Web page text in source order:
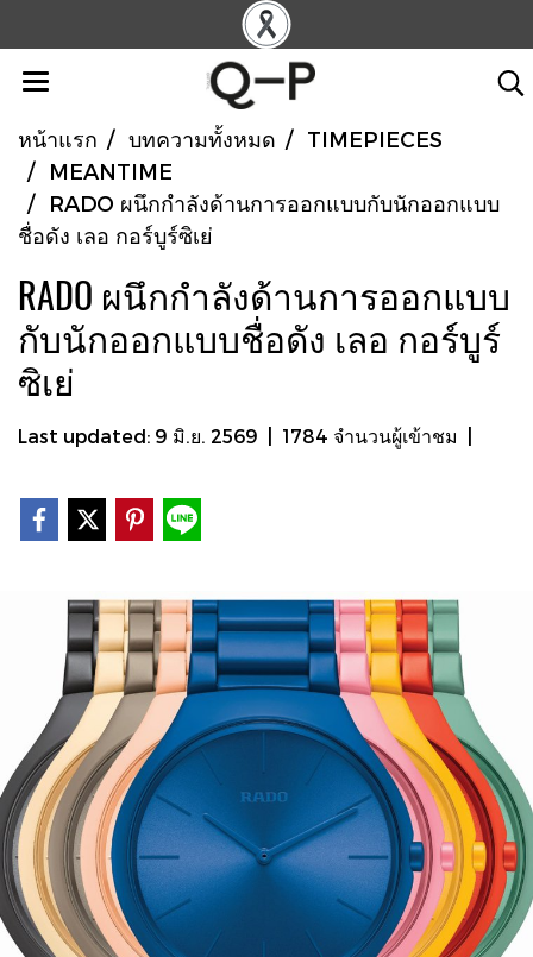
หน้าแรก บทความทั้งหมด
TIMEPIECES
MEANTIME
RADO ผนึกกำลังด้านการออกแบบกับนักออกแบบ
ชื่อดัง เลอ กอร์บูร์ซิเย่
RADO ผนึกกำลังด้านการออกแบบ
กับนักออกแบบชื่อดัง เลอ กอร์บูร์
ซิเย่
Last updated: 9 มิ.ย. 2569 1784 จำนวนผู้เข้าชม